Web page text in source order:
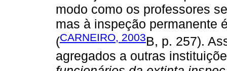
modo como os professores
mas à inspeção permanente
(CARNEIRO, 2003B, p. 257).
agregados a outras